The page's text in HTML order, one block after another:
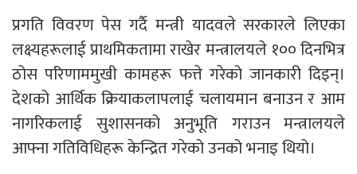
प्रगति विवरण पेस गर्दै मन्त्री यादवले सरकारले लिएका
लक्ष्यहरूलाई प्राथमिकतामा राखेर मन्त्रालयले १०० दिनभित्र
ठोस परिणाममुखी कामहरू फत्ते गरेको जानकारी दिइन्।
देशको आर्थिक क्रियाकलापलाई चलायमान बनाउन र आम
नागरिकलाई सुशासनको अनुभूति गराउन मन्त्रालयले
आफ्ना गतिविधिहरू केन्द्रित गरेको उनको भनाइ थियो।